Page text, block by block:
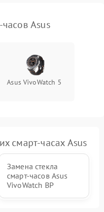
Asus
Asus VivoWatch 5
смарт-часах Asus
Замена стекла
смарт-часов Asus
VivoWatch BP